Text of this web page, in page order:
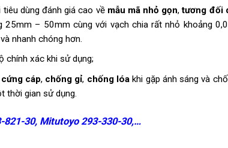
dùng đánh giá cao về mẫu mã nhỏ gọn,tương đối
– 50mm cùng với vạch chia rất nhỏ khoảng
nhanh chóng hơn.
chính xác khi sử dụng;
cáp, chống gỉ, chống lóa khi gặp ánh sáng và
thời gian sử dụng.
821-30, Mitutoyo 293-330-30,…